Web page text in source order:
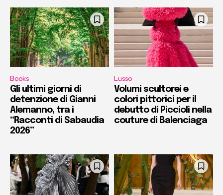
Books
Gli ultimi giorni di
detenzione di Gianni
Alemanno, tra i
“Racconti di Sabaudia
2026”
Lusso
Volumi scultorei e
colori pittorici per il
debutto di Piccioli nella
couture di Balenciaga